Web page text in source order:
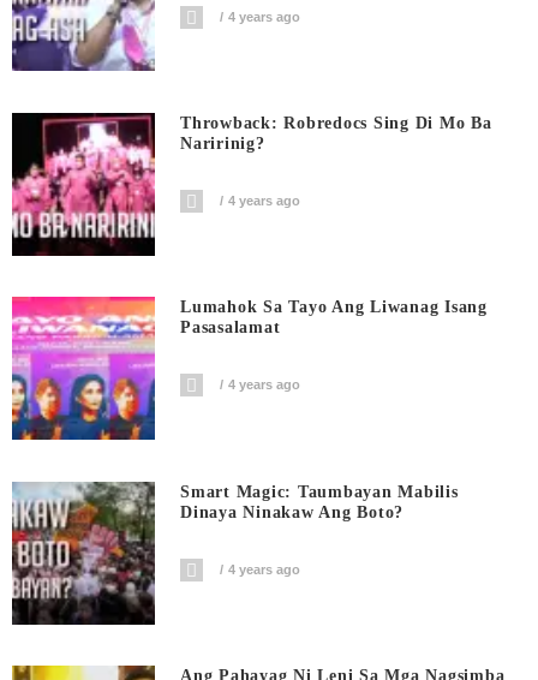
4 years ago
Throwback: Robredocs Sing Di Mo Ba
Naririnig?
4 years ago
Lumahok Sa Tayo Ang Liwanag Isang
Pasasalamat
4 years ago
Smart Magic: Taumbayan Mabilis
Dinaya Ninakaw Ang Boto?
4 years ago
Ang Pahayag Ni Leni Sa Mga Nagsimba